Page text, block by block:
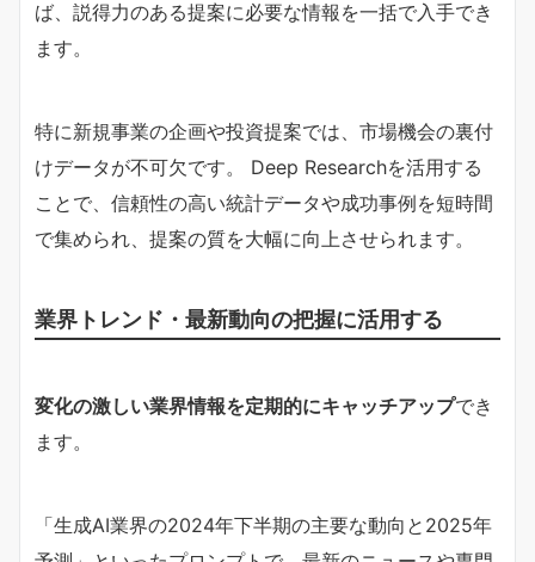
ば、説得力のある提案に必要な情報を一括で入手でき
ます。
特に新規事業の企画や投資提案では、市場機会の裏付
けデータが不可欠です。 Deep Researchを活用する
ことで、信頼性の高い統計データや成功事例を短時間
で集められ、提案の質を大幅に向上させられます。
業界トレンド・最新動向の把握に活用する
変化の激しい業界情報を定期的にキャッチアップでき
ます。
「生成AI業界の2024年下半期の主要な動向と2025年